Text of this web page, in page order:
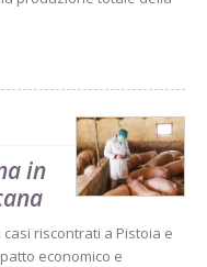
in
riscontrati a Pistoia e
economico e